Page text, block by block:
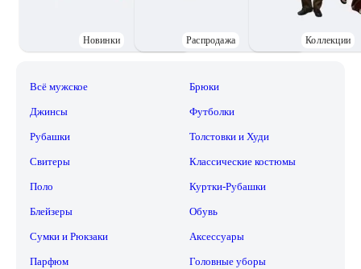
Новинки Распродажа Коллекции
Всё мужское Брюки
Джинсы Футболки
Рубашки Толстовки и Худи
Свитеры Классические костюмы
Поло Куртки-Рубашки
Блейзеры Обувь
Сумки и Рюкзаки Аксессуары
Парфюм Головные уборы